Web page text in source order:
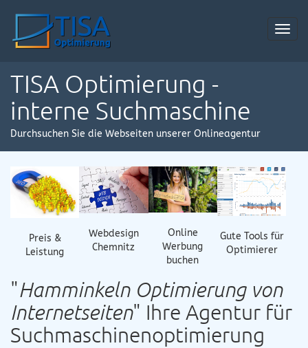
TISA Optimierung -
interne Suchmaschine
Durchsuchen Sie die Webseiten unserer Onlineagentur
Preis &
Leistung
Webdesign
Chemnitz
Online
Werbung
buchen
Gute Tools für
Optimierer
"Hamminkeln Optimierung von
Internetseiten" Ihre Agentur für
Suchmaschinenoptimierung